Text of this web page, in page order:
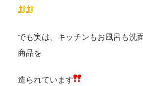
でも実は、キッチンもお風呂も洗
商品を
造られています